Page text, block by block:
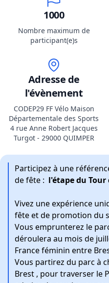
1000
Nombre maximum de
participant(e)s
Adresse de
l'évènement
CODEP29 FF Vélo Maison
Départementale des Sports
4 rue Anne Robert Jacques
Turgot - 29000 QUIMPER
Participez à une
de fête : l'étape du Tour
Vivez une expérience
fête et de promotion du
Vous emprunterez le
déroulera au mois de
France féminin entre
Vous partirez du parc à
Brest , pour traverser le